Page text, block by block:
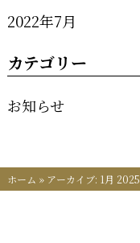
2022年7月
カテゴリー
お知らせ
ホーム » アーカイブ: 1月 2025